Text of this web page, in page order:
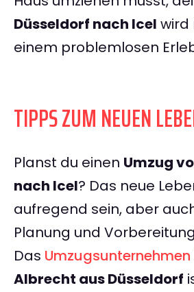
Düsseldorf nach Icel wird
einem problemlosen
TIPPS ZUM NEUEN
Planst du einen Umzug
nach Icel? Das neue
aufregend sein, aber
Planung und
Das Umzugsunternehmen
Albrecht aus Düsseldorf